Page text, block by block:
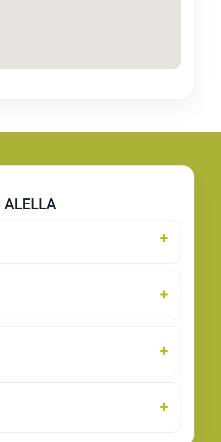
ALELLA